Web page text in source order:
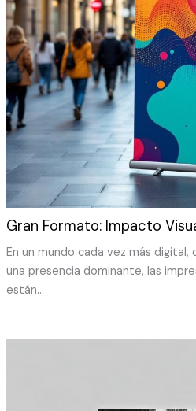
Gran Formato: Impacto
En un mundo cada vez más
una presencia dominante, las
están…